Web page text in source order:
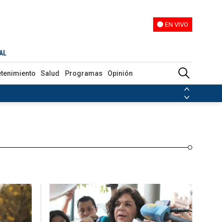
EN VIVO
Salud Programas Opinión
Venezuela Nicolás Maduro
de las FARC